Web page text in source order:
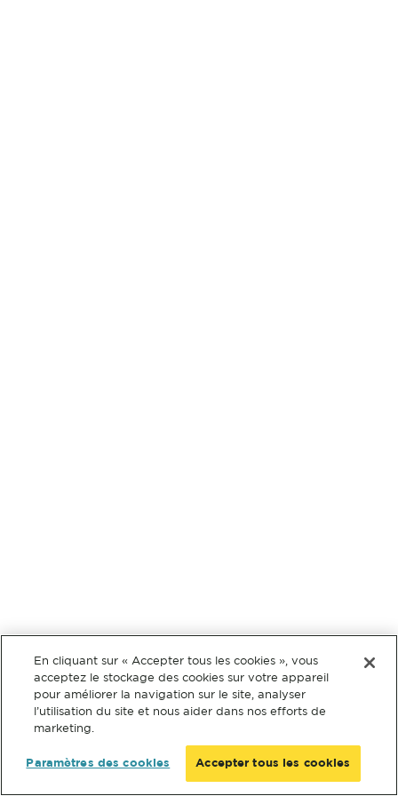
En cliquant sur « Accepter tous les cookies », vous
acceptez le stockage des cookies sur votre appareil
pour améliorer la navigation sur le site, analyser
l’utilisation du site et nous aider dans nos efforts de
marketing.
Paramètres des cookies Accepter tous les cookies